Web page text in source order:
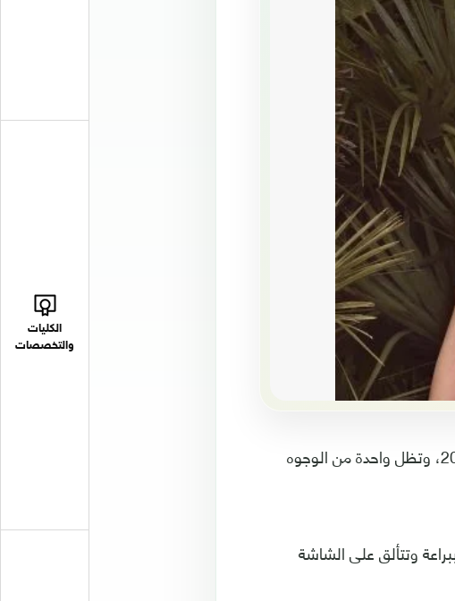
الكليات
والتخصصات
احتفلت الفنانة السورية نسرين طافش بعيد ميلادها الـ42 في 15 فبراير 2024، وتظل واحدة من الوجوه
وتتألق على الشاشة